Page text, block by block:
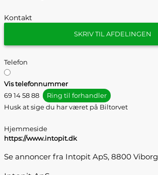
Kontakt
SKRIV TIL AFDELINGEN
Telefon
Vis telefonnummer
69 14 58 88
Ring til forhandler
Husk at sige du har været på Biltorvet
Hjemmeside
https://www.intopit.dk
Se annoncer fra Intopit ApS, 8800 Viborg